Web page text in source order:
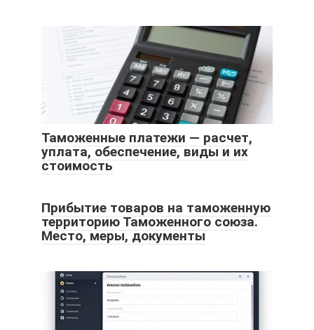
Таможенные платежи — расчет,
уплата, обеспечение, виды и их
стоимость
Прибытие товаров на таможенную
территорию Таможенного союза.
Место, меры, документы